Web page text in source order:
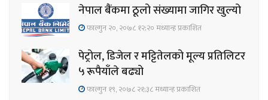
नेपाल बैंकमा ठूलो संख्यामा जागिर खुल्यो
फाल्गुन २०, २०७८ १२;२० मध्यान्ह प्रकाशित
पेट्रोल, डिजेल र मट्टितेलको मूल्य प्रतिलिटर
५ रूपैयाँले बढ्यो
फाल्गुन १९, २०७८ २१;३८ मध्यान्ह प्रकाशित